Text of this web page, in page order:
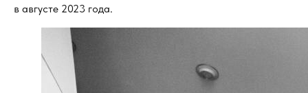
в августе 2023 года.